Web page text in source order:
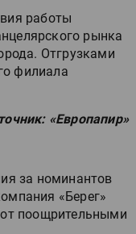
работы
рынка
Отгрузками
филиала
«Европапир»
за номинантов
«Берег»
поощрительными